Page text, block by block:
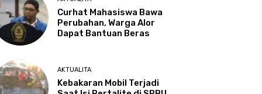
Curhat Mahasiswa Bawa
Perubahan, Warga Alor
Dapat Bantuan Beras
AKTUALITA
Kebakaran Mobil Terjadi